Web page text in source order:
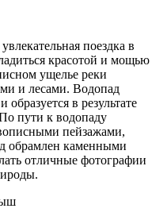
поездка в
красотой и мощью
ущелье реки
и лесами. Водопад
в результате
пути к водопаду
пейзажами,
обрамлен каменными
отличные фотографии